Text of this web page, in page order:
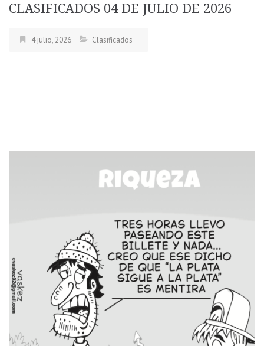
CLASIFICADOS 04 DE JULIO DE 2026
4 julio, 2026 Clasificados